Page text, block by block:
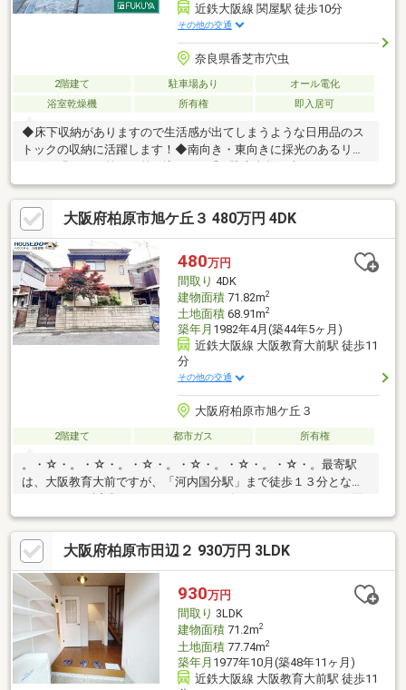
近鉄大阪線 関屋駅 徒歩10分
その他の交通
奈良県香芝市穴虫
2階建て 駐車場あり
オール電化
浴室乾燥機
所有権 即入居可
◆床下収納がありますので生活感が出てしまうような日用品のス
トックの収納に活躍します！◆南向き・東向きに採光のあるリビ
写真中の家具等の調度品は販売対象に含まれません。【物件の特
徴】山が見える、２階建、陽当り良好、トイレ２ヶ所、通風良
好、太陽光発電システム、即引渡可、浴室乾燥機、南側道路面
す、角地、庭、オートバス、温水洗浄便座、床下収納、浴室に
窓、ＴＶモニタ付インターホン、緑豊かな住宅地、前面棟無、眺
望良好、平坦地、周辺交通量少なめ、オール電化
大阪府柏原市旭ケ丘３ 480万円 4DK
480万円
間取り 4DK
建物面積71.82m2
土地面積68.91m2
築年月 1982年4月(築44年5ヶ月)
近鉄大阪線 大阪教育大前駅 徒歩11
分
その他の交通
大阪府柏原市旭ケ丘３
2階建て 都市ガス 所有権
。・☆・。・☆・。・☆・。・☆・。・☆・。・☆・。最寄駅
は、大阪教育大前ですが、「河内国分駅」まで徒歩１３分となっ
い物には困りませんね♪学校・柏原市立旭ヶ丘小学校・柏原市立玉
手中学校。・☆・。・☆・。・☆・。・☆・。・☆・。・☆・。
大阪府柏原市田辺２ 930万円 3LDK
930万円
間取り 3LDK
建物面積71.2m2
土地面積77.74m2
築年月 1977年10月(築48年11ヶ月)
近鉄大阪線 大阪教育大前駅 徒歩11